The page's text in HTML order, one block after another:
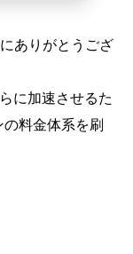
ありがとうござ
に加速させるた
料金体系を刷